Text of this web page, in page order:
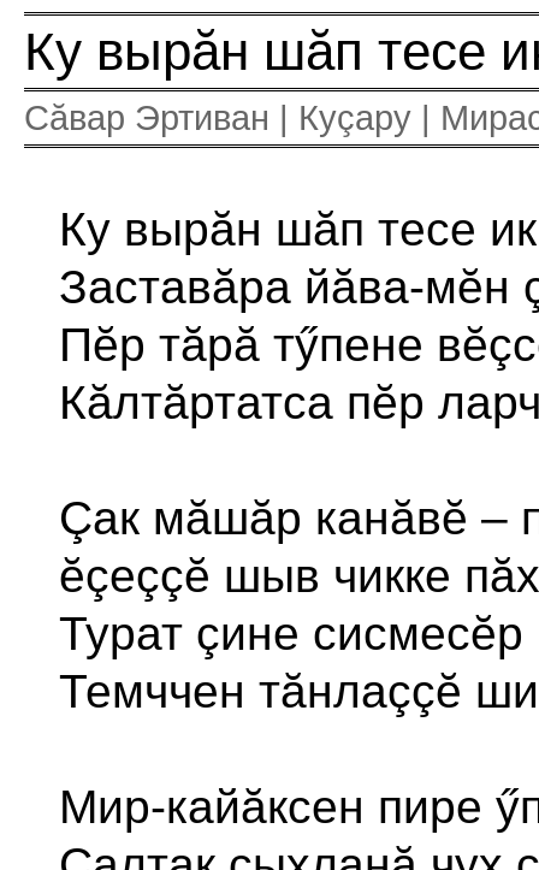
Ку вырăн шăп тесе
Сăвар Эртиван | Куçару |
Ку вырăн шăп тесе
Заставăра йăва-мĕн
Пĕр тăрă тӳпене
Кăлтăртатса пĕр
Çак мăшăр канăвĕ –
ĕçеççĕ шыв чикке
Турат çине сисмесĕр
Темччен тăнлаççĕ
Мир-кайăксен пире